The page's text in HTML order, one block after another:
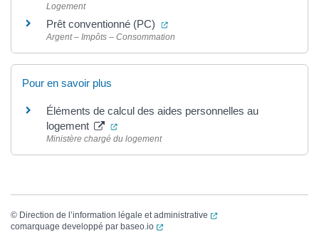
Logement
Prêt conventionné (PC) (ouverture dans un nouvel
Argent – Impôts – Consommation
Pour en savoir plus
Éléments de calcul des aides personnelles au
logement
(ouverture dans un nouvel onglet)
Ministère chargé du logement
© Direction de l’information légale et administrative
(ouverture dans un
comarquage developpé par baseo.io (ouverture dans un nouvel onglet)